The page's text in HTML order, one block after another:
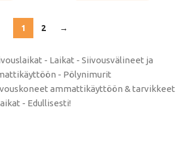
1 2 →
- Laikat - Siivousvälineet ja
- Pölynimurit
ammattikäyttöön & tarvikkeet
- Edullisesti!